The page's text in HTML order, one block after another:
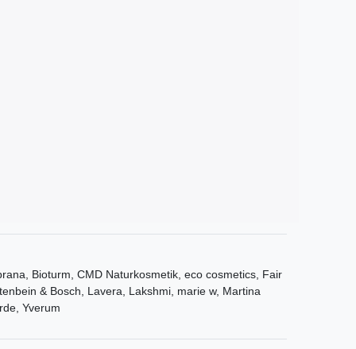
Bioturm, CMD Naturkosmetik, eco cosmetics, Fair
& Bosch, Lavera, Lakshmi, marie w, Martina
Yverum